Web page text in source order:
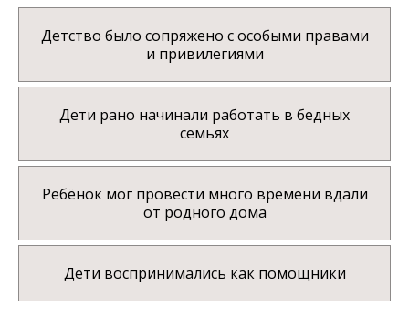
Детство было сопряжено с особыми правами
и привилегиями
Дети рано начинали работать в бедных
семьях
Ребёнок мог провести много времени вдали
от родного дома
Дети воспринимались как помощники